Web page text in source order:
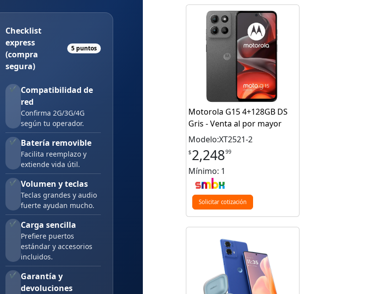
Checklist
express
(compra
segura)
5 puntos
✔
Compatibilidad de
red
Confirma 2G/3G/4G
según tu operador.
✔ Batería removible
Facilita reemplazo y
extiende vida útil.
✔ Volumen y teclas
Teclas grandes y audio
fuerte ayudan mucho.
✔ Carga sencilla
Prefiere puertos
estándar y accesorios
incluidos.
✔ Garantía y
devoluciones
Motorola G15 4+128GB DS
Gris - Venta al por mayor
Modelo:XT2521-2
$2,24899
Mínimo: 1
Solicitar cotización